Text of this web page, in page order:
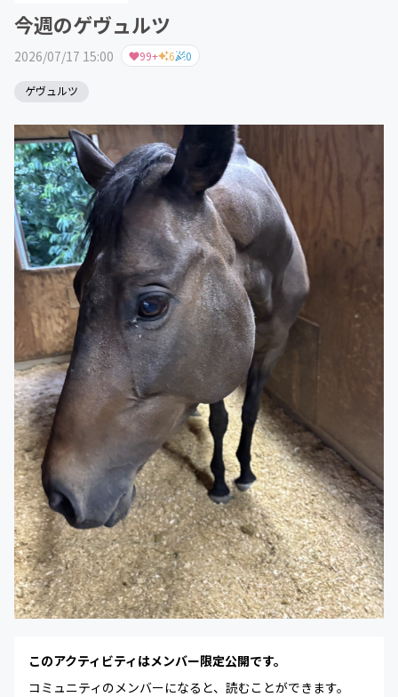
今週のゲヴュルツ
2026/07/17 15:00 99+ 6 0
ゲヴュルツ
このアクティビティはメンバー限定公開です。
コミュニティのメンバーになると、読むことができます。